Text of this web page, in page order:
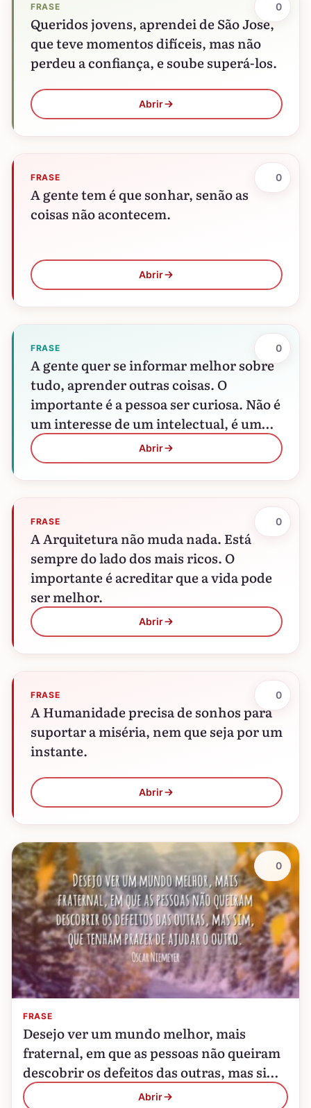
FRASE
Queridos jovens, aprendei de São José,
que teve momentos difíceis, mas não
perdeu a confiança, e soube superá-los.
Abrir
0
FRASE
A gente tem é que sonhar, senão as
coisas não acontecem.
Abrir
0
FRASE
A gente quer se informar melhor sobre
tudo, aprender outras coisas. O
importante é a pessoa ser curiosa. Não é
um interesse de um intelectual, é um
interesse…
Abrir
0
FRASE
A Arquitetura não muda nada. Está
sempre do lado dos mais ricos. O
importante é acreditar que a vida pode
ser melhor.
Abrir
0
FRASE
A Humanidade precisa de sonhos para
suportar a miséria, nem que seja por um
instante.
Abrir
0
FRASE
Desejo ver um mundo melhor, mais
fraternal, em que as pessoas não queiram
descobrir os defeitos das outras, mas sim,
que tenham prazer de ajudar o outro.
Abrir
0